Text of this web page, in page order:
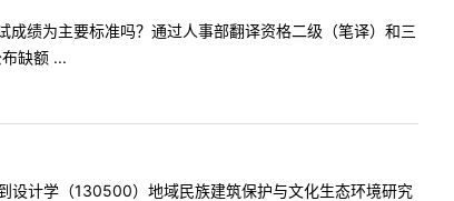
绩为主要标准吗？通过人事部翻译资格二级（笔译）和三
缺额 ...
计学（130500）地域民族建筑保护与文化生态环境研究